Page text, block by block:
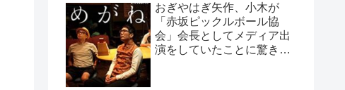
きない…」
おぎやはぎ矢作、小木が
「赤坂ピックルボール協
会」会長としてメディア出
演をしていたことに驚き